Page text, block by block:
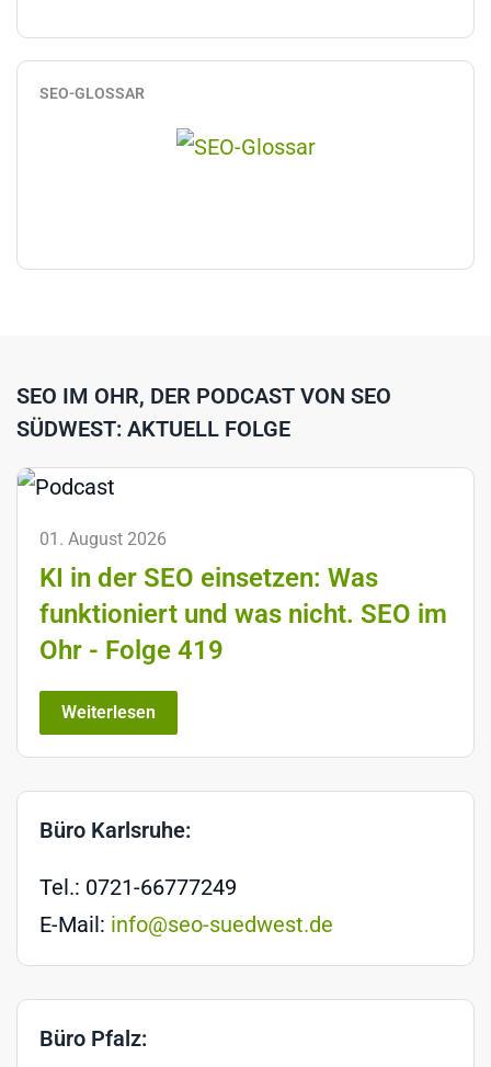
SEO-GLOSSAR
SEO IM OHR, DER PODCAST VON SEO
SÜDWEST: AKTUELL FOLGE
01. August 2026
KI in der SEO einsetzen: Was
funktioniert und was nicht. SEO im
Ohr - Folge 419
Weiterlesen
Büro Karlsruhe:
Tel.: 0721-66777249
E-Mail: info@seo-suedwest.de
Büro Pfalz: